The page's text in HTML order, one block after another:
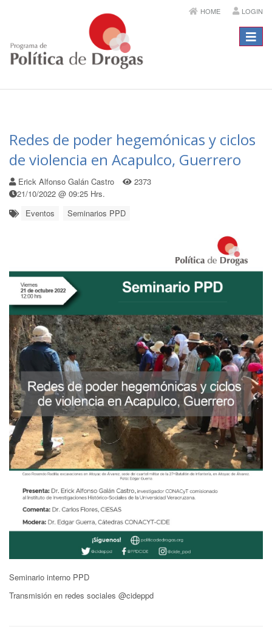
HOME LOGIN
Menú
Redes de poder hegemónicas y ciclos
de violencia en Acapulco, Guerrero
Erick Alfonso Galán Castro
2373
21/10/2022 @ 09:25 Hrs.
Eventos
Seminarios PPD
Seminario interno PPD
Transmisión en redes sociales @cideppd